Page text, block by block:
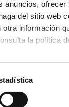
anuncios,
del sitio web
información